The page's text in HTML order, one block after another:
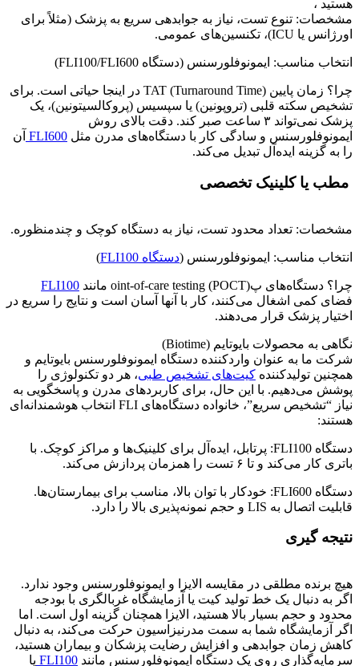
هستید ،
مشخصات: تنوع تست، نیاز به جوابدهی سریع به پزشک (مثلاً برای
اورژانس یا ICU)، تکنسین‌های عمومی.
انتخاب مناسب: ایمونوفلورسنس (دستگاه FLI100/FLI600)
چرا؟ زمان پایین TAT (Turnaround Time) در اینجا حیاتی است. برای
تشخیص سکته قلبی (تروپونین) یا سپسیس (پروکالسیتونین)، یک
پزشک نمی‌تواند ۳ ساعت صبر کند. دقت بالای روش
ایمونوفلورسنس و سادگی کار با دستگاه‌های مدرن مثل FLI600 آن
را به گزینه ایده‌آل تبدیل می‌کند.
مطب یا کلینیک تخصصی
مشخصات: تعداد محدود تست، نیاز به دستگاه کوچک و چندمنظوره.
انتخاب مناسب: ایمونوفلورسنس (دستگاه FLI100 )
چرا؟ دستگاه‌های پoint-of-care testing (POCT) مانند
FLI100
فضای کمی اشغال می‌کنند، کار با آنها آسان است و نتایج را سریع در
اختیار پزشک قرار می‌دهند.
نگاهی به محصولات بایوتایم (Biotime)
شرکت ما به عنوان واردکننده دستگاه ایمونوفلورسنس بایوتایم و
همچنین تولیدکننده کیت‌های تشخیص طبی، هر دو تکنولوژی را
پوشش می‌دهیم. با این حال، برای کاربردهای مدرن و پاسخگویی به
نیاز “تشخیص سریع”، خانواده دستگاه‌های FLI انتخاب هوشمندانه‌ای
هستند:
دستگاه FLI100: پرتابل، ایده‌آل برای کلینیک‌ها و مراکز کوچک. با
باتری کار می‌کند و تا ۶ تست را همزمان پردازش می‌کند.
دستگاه FLI600: خودکار با توان بالا، مناسب برای بیمارستان‌ها.
قابلیت اتصال به LIS و حجم نمونه‌پذیری بالا را دارد.
نتیجه گیری
هیچ برنده مطلقی در مقایسه الایزا و ایمونوفلورسنس وجود ندارد.
اگر به دنبال یک خط تولید کیت یا آزمایشگاه غربالگری با بودجه
محدود و حجم بسیار بالا هستید، الایزا همچنان گزینه اول است. اما
اگر آزمایشگاه شما به سمت مدرنیزاسیون حرکت می‌کند، به دنبال
کاهش زمان جوابدهی و افزایش رضایت پزشکان و بیماران هستید،
سرمایه‌گذاری روی یک دستگاه ایمونوفلورسنس مانند FLI100 یا